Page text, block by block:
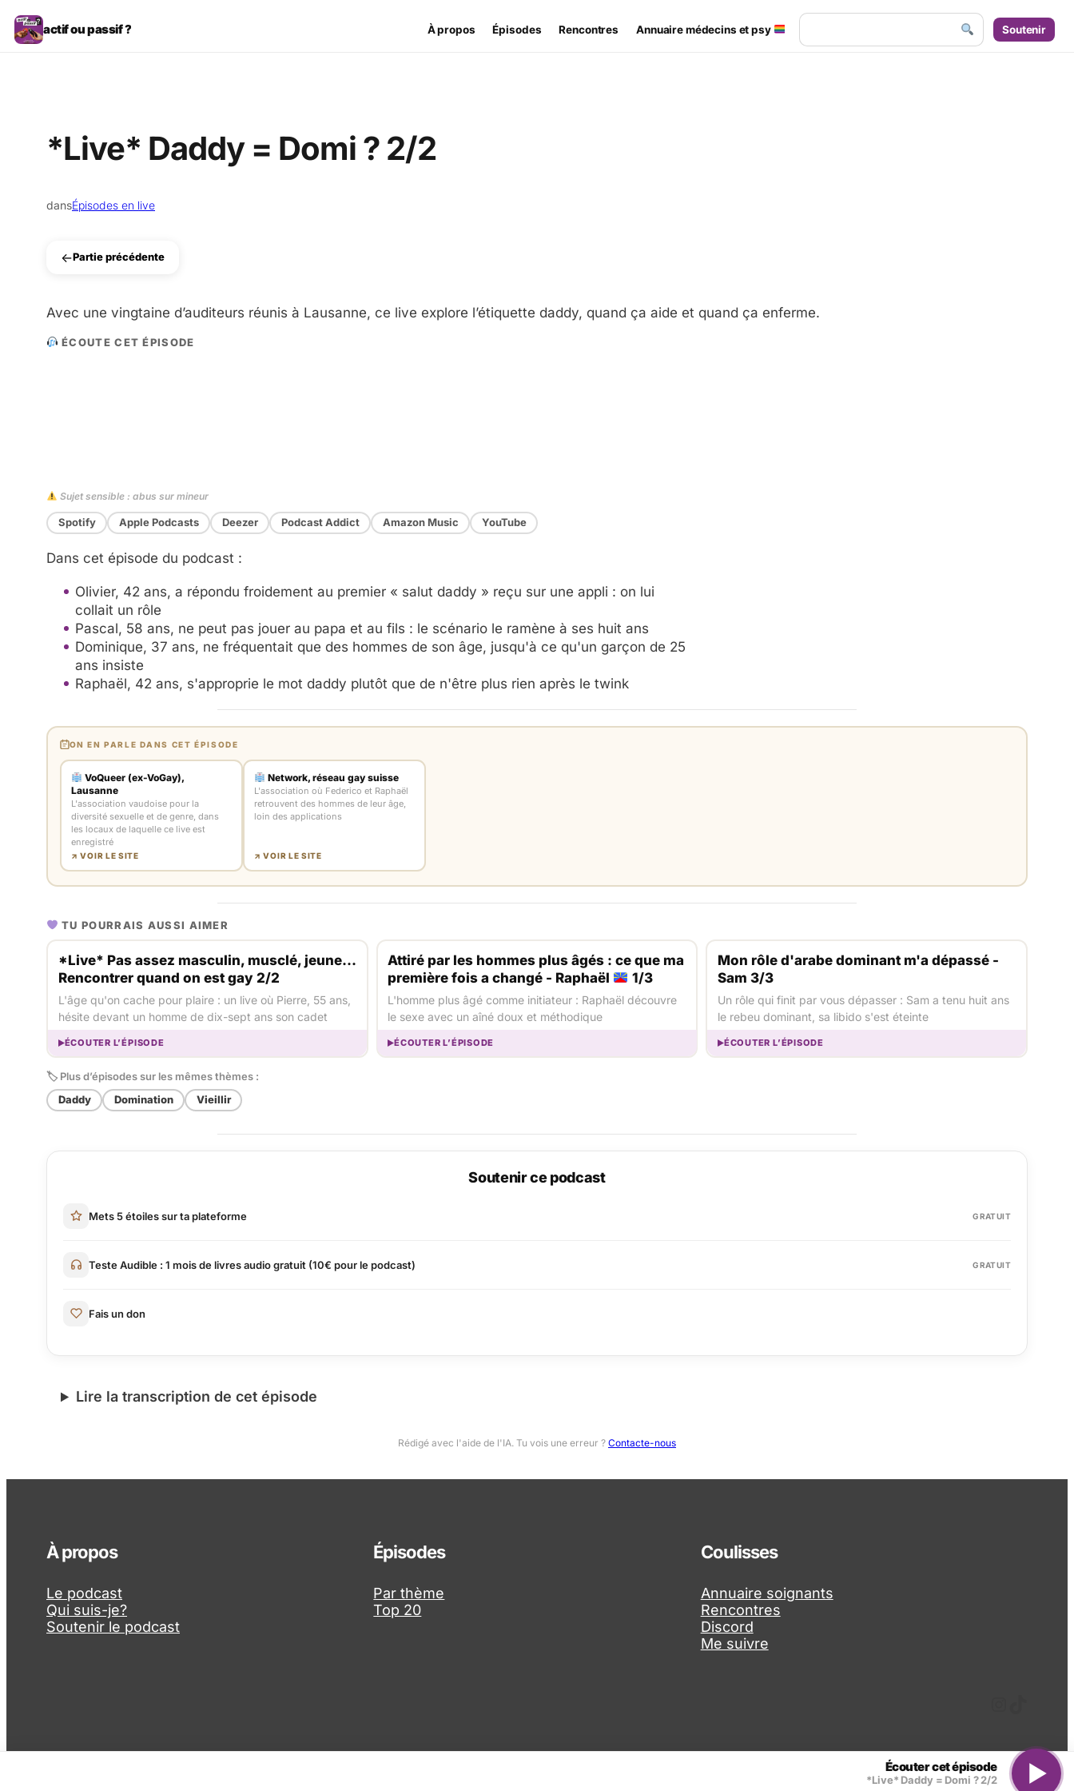
Aller
au
contenu
actif ou passif ? À propos Épisodes Rencontres Annuaire médecins et psy Soutenir
*Live* Daddy = Domi ? 2/2
dansÉpisodes en live
←Partie précédente
Avec une vingtaine d’auditeurs réunis à Lausanne, ce live explore l’étiquette daddy, quand ça aide et quand ça enferme.
ÉCOUTE CET ÉPISODE
Sujet sensible : abus sur mineur
Spotify Apple Podcasts Deezer Podcast Addict Amazon Music YouTube
Dans cet épisode du podcast :
Olivier, 42 ans, a répondu froidement au premier « salut daddy » reçu sur une appli : on lui
collait un rôle
Pascal, 58 ans, ne peut pas jouer au papa et au fils : le scénario le ramène à ses huit ans
Dominique, 37 ans, ne fréquentait que des hommes de son âge, jusqu'à ce qu'un garçon de 25
ans insiste
Raphaël, 42 ans, s'approprie le mot daddy plutôt que de n'être plus rien après le twink
ON EN PARLE DANS CET ÉPISODE
VoQueer (ex-VoGay),
Lausanne
L'association vaudoise pour la
diversité sexuelle et de genre, dans
les locaux de laquelle ce live est
enregistré
↗ VOIR LE SITE
Network, réseau gay suisse
L'association où Federico et Raphaël
retrouvent des hommes de leur âge,
loin des applications
↗ VOIR LE SITE
TU POURRAIS AUSSI AIMER
*Live* Pas assez masculin, musclé, jeune...
Rencontrer quand on est gay 2/2
L'âge qu'on cache pour plaire : un live où Pierre, 55 ans,
hésite devant un homme de dix-sept ans son cadet
ÉCOUTER L’ÉPISODE
Attiré par les hommes plus âgés : ce que ma
première fois a changé - Raphaël
1/3
L'homme plus âgé comme initiateur : Raphaël découvre
le sexe avec un aîné doux et méthodique
ÉCOUTER L’ÉPISODE
Mon rôle d'arabe dominant m'a dépassé -
Sam 3/3
Un rôle qui finit par vous dépasser : Sam a tenu huit ans
le rebeu dominant, sa libido s'est éteinte
ÉCOUTER L’ÉPISODE
🏷 Plus d’épisodes sur les mêmes thèmes :
Daddy
Domination Vieillir
Soutenir ce podcast
Mets 5 étoiles sur ta plateforme GRATUIT
Teste Audible : 1 mois de livres audio gratuit (10€ pour le podcast) GRATUIT
Fais un don
Lire la transcription de cet épisode
Rédigé avec l'aide de l'IA. Tu vois une erreur ? Contacte-nous
À propos
Le podcast
Qui suis-je?
Soutenir le podcast
Épisodes
Par thème
Top 20
Coulisses
Annuaire soignants
Rencontres
Discord
Me suivre
Écouter cet épisode
*Live* Daddy = Domi ? 2/2